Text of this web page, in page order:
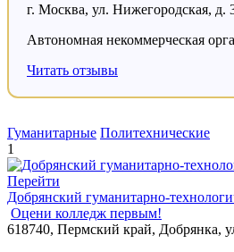
г. Москва, ул. Нижегородская, д.
Автономная некоммерческая
Читать отзывы
Гуманитарные Политехнические
1
Перейти
Добрянский гуманитарно-
Оцени колледж первым!
618740, Пермский край, Добрянка,